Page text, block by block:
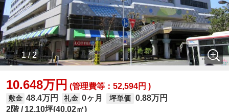
1 / 2
10.648万円 (管理費等：52,594円 )
敷金 48.4万円 礼金 0ヶ月 坪単価 0.88万円
2階
12.10坪(40.02㎡)